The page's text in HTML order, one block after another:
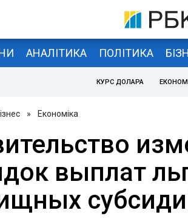
АНАЛІТИКА ПОЛІТИКА
КУРС ДОЛАРА
» Економіка
выплат